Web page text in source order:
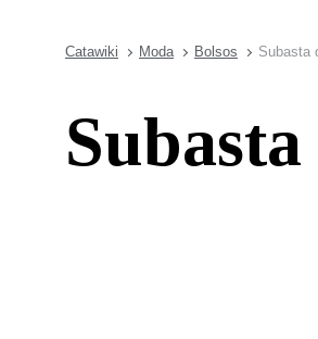
Catawiki Moda Bolsos Subasta